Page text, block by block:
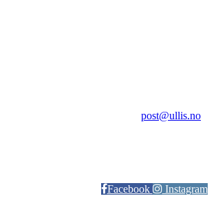
post@ullis.no
Facebook Instagram